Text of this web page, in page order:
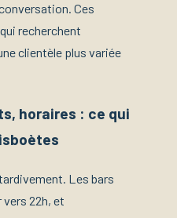
Ces
recherchent
clientèle plus variée
horaires : ce qui
Les bars
22h, et